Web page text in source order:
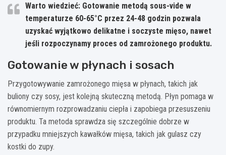
Warto wiedzieć: Gotowanie metodą sous-vide w
temperaturze 60-65°C przez 24-48 godzin pozwala
uzyskać wyjątkowo delikatne i soczyste mięso, nawet
jeśli rozpoczynamy proces od zamrożonego produktu.
Gotowanie w płynach i sosach
Przygotowywanie zamrożonego mięsa w płynach, takich jak
buliony czy sosy, jest kolejną skuteczną metodą. Płyn pomaga w
równomiernym rozprowadzaniu ciepła i zapobiega przesuszeniu
produktu. Ta metoda sprawdza się szczególnie dobrze w
przypadku mniejszych kawałków mięsa, takich jak gulasz czy
kostki do zupy.